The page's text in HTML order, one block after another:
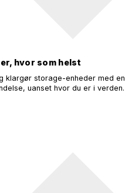
hvor som helst
klargør storage-enheder med en
uanset hvor du er i verden.